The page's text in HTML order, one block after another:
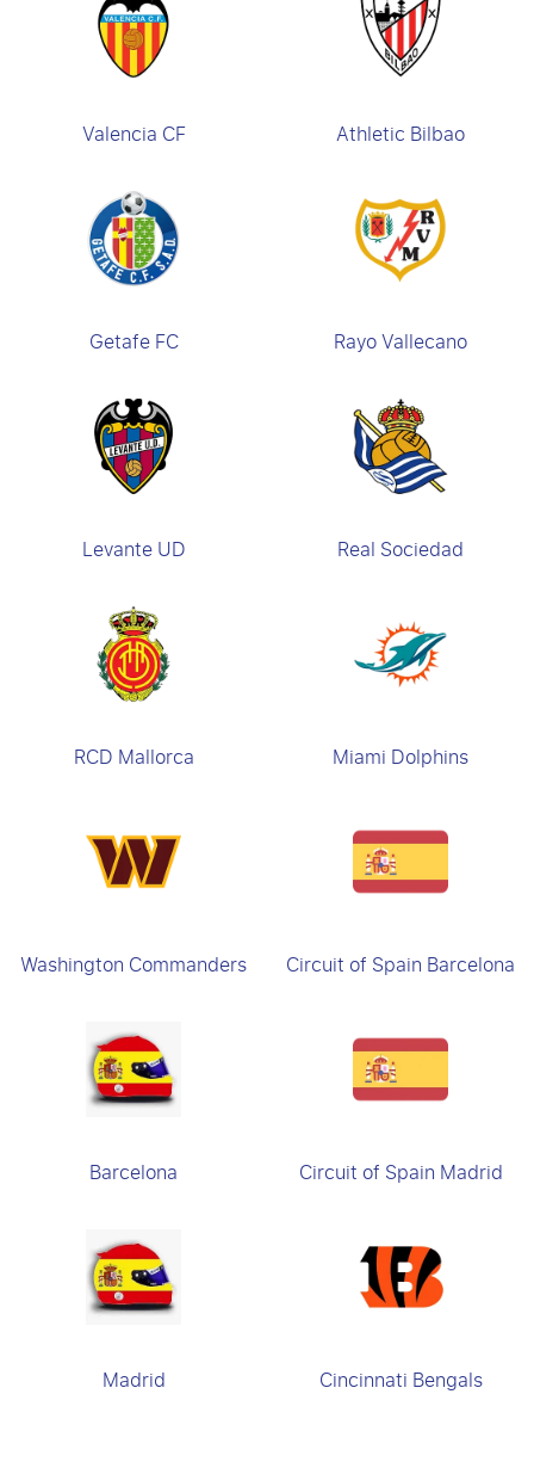
Valencia CF Athletic Bilbao
Getafe FC Rayo Vallecano
Levante UD Real Sociedad
RCD Mallorca Miami Dolphins
Washington Commanders Circuit of Spain Barcelona
Barcelona Circuit of Spain Madrid
Madrid Cincinnati Bengals